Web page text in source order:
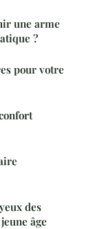
une arme
?
pour votre
des
âge